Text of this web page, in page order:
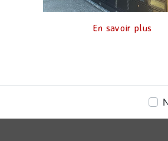
En savoir plus
Téléphone
06 17 08 11 20